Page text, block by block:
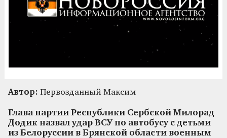
Автор: Первозданный Максим
Глава партии Республики Сербской Милорад
Додик назвал удар ВСУ по автобусу с детьми
из Белоруссии в Брянской области военным